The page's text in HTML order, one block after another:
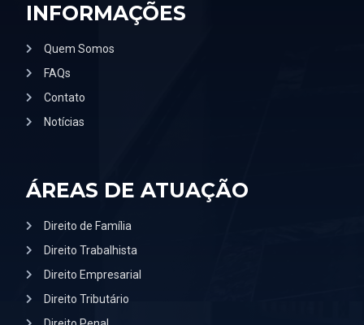
ÁREAS DE ATUAÇÃO
Direito de Família
Direito Trabalhista
Direito Empresarial
Direito Tributário
INFORMAÇÕES
Quem Somos
FAQs
Contato
Notícias